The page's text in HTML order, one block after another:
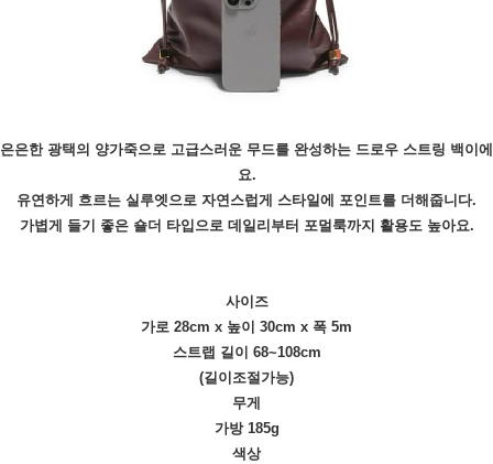
은은한 광택의 양가죽으로 고급스러운 무드를 완성하는 드로우 스트링 백이에
요.
유연하게 흐르는 실루엣으로 자연스럽게 스타일에 포인트를 더해줍니다.
가볍게 들기 좋은 숄더 타입으로 데일리부터 포멀룩까지 활용도 높아요.
사이즈
가로 28cm x 높이 30cm x 폭 5m
스트랩 길이 68~108cm
(길이조절가능)
무게
가방 185g
색상